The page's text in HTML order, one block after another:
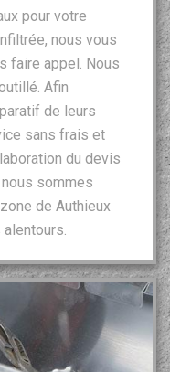
pour votre
nous vous
faire appel. Nous
Afin
de leurs
sans frais et
du devis
sommes
de Authieux